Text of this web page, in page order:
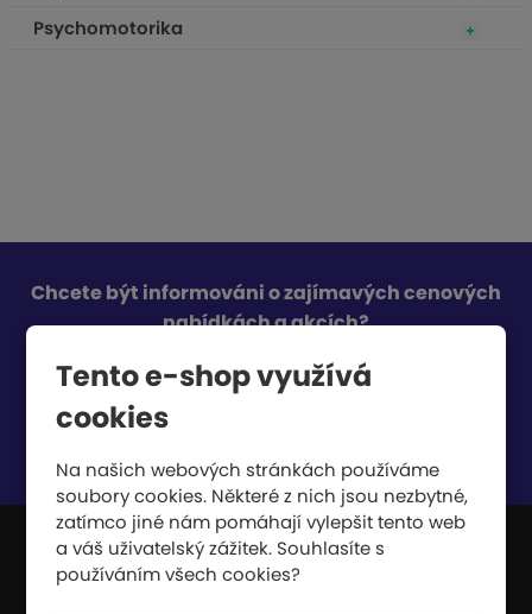
Tento e-shop využívá
cookies
Na našich webových stránkách používáme
soubory cookies. Některé z nich jsou nezbytné,
zatímco jiné nám pomáhají vylepšit tento web
a váš uživatelský zážitek. Souhlasíte s
používáním všech cookies?
Psychomotorika
Chcete být informováni o zajímavých cenových
nabídkách a akcích?
Souhlasím se zpracováním osobních údajů
JIPAST a.s.